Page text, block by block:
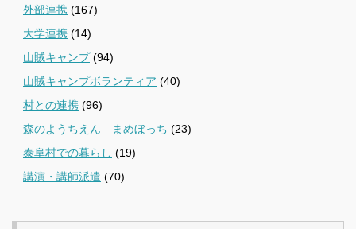
外部連携 (167)
大学連携 (14)
山賊キャンプ(94)
山賊キャンプボランティア (40)
村との連携 (96)
森のようちえん まめぼっち (23)
泰阜村での暮らし (19)
講演・講師派遣 (70)